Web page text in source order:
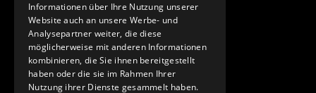
Informationen über Ihre Nutzung unserer
Website auch an unsere Werbe- und
Analysepartner weiter, die diese
möglicherweise mit anderen Informationen
kombinieren, die Sie ihnen bereitgestellt
haben oder die sie im Rahmen Ihrer
Nutzung ihrer Dienste gesammelt haben.